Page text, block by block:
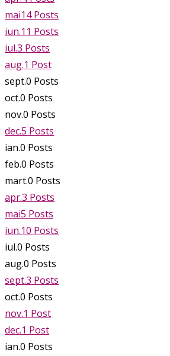
mai14 Posts
iun.11 Posts
iul.3 Posts
aug.1 Post
sept.0 Posts
oct.0 Posts
nov.0 Posts
dec.5 Posts
ian.0 Posts
feb.0 Posts
mart.0 Posts
apr.3 Posts
mai5 Posts
iun.10 Posts
iul.0 Posts
aug.0 Posts
sept.3 Posts
oct.0 Posts
nov.1 Post
dec.1 Post
ian.0 Posts